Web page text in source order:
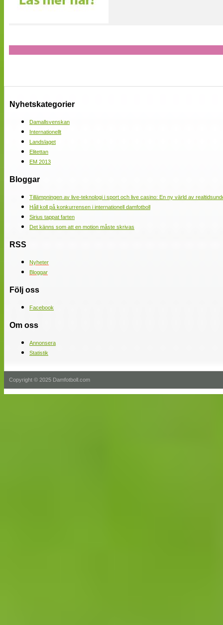
Nyhetskategorier
Damallsvenskan
Internationellt
Landslaget
Elitettan
EM 2013
Bloggar
Tillämpningen av live-teknologi i sport och live casino: En ny värld av
Håll koll på konkurrensen i internationell damfotboll
Sirius tappat farten
Det känns som att en motion måste skrivas
RSS
Nyheter
Bloggar
Följ oss
Facebook
Om oss
Annonsera
Statistik
Copyright © 2025 Damfotboll.com